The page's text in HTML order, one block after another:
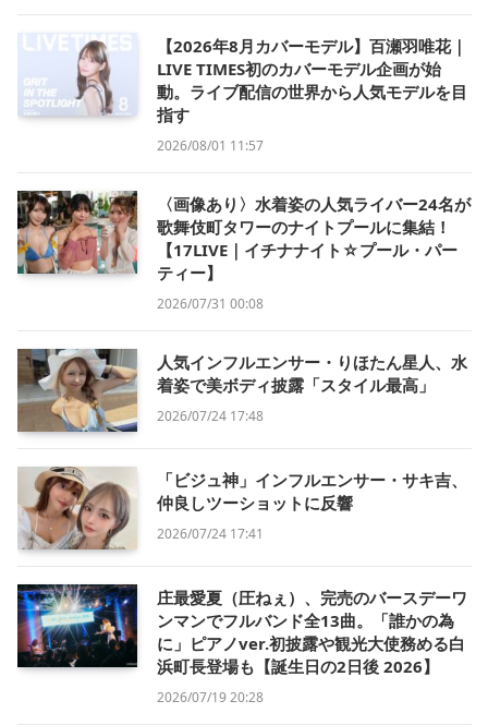
【2026年8月カバーモデル】百瀬羽唯花｜
LIVE TIMES初のカバーモデル企画が始
動。ライブ配信の世界から人気モデルを目
指す
2026/08/01 11:57
〈画像あり〉水着姿の人気ライバー24名が
歌舞伎町タワーのナイトプールに集結！
【17LIVE｜イチナナイト☆プール・パー
ティー】
2026/07/31 00:08
人気インフルエンサー・りほたん星人、水
着姿で美ボディ披露「スタイル最高」
2026/07/24 17:48
「ビジュ神」インフルエンサー・サキ吉、
仲良しツーショットに反響
2026/07/24 17:41
庄最愛夏（圧ねぇ）、完売のバースデーワ
ンマンでフルバンド全13曲。「誰かの為
に」ピアノver.初披露や観光大使務める白
浜町長登場も【誕生日の2日後 2026】
2026/07/19 20:28